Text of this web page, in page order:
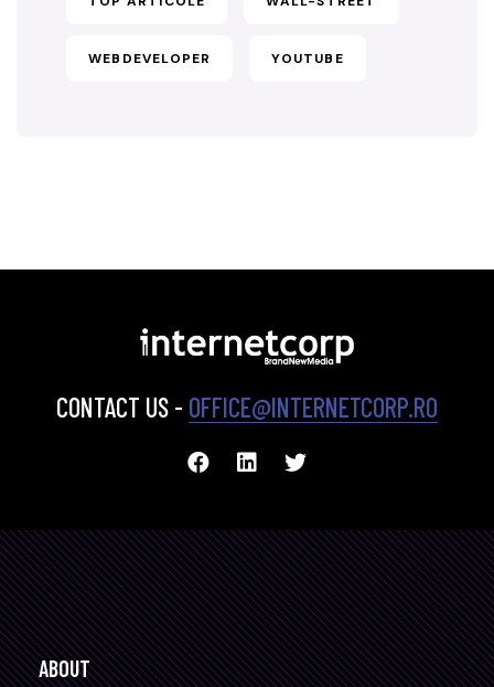
WEBDEVELOPER YOUTUBE
CONTACT US - OFFICE@INTERNETCORP.RO
ABOUT